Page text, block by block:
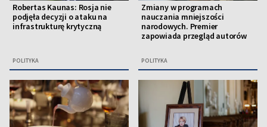
Robertas Kaunas: Rosja nie
podjęła decyzji o ataku na
infrastrukturę krytyczną
POLITYKA
Zmiany w programach
nauczania mniejszości
narodowych. Premier
zapowiada przegląd autorów
POLITYKA